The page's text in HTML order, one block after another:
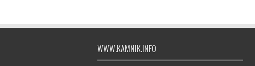
WWW.KAMNIK.INFO